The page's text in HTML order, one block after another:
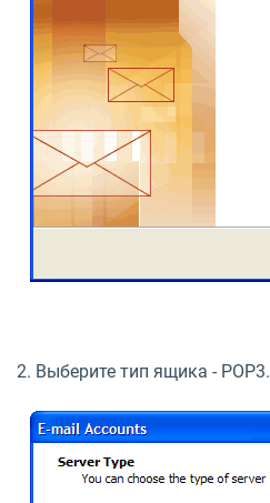
2. Выберите тип ящика - POP3.